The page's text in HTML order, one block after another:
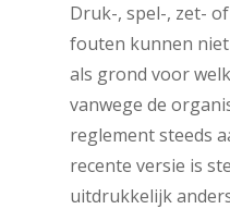
Druk-, spel-, zet-
fouten kunnen
als grond voor
vanwege de
reglement steeds
recente versie is
uitdrukkelijk